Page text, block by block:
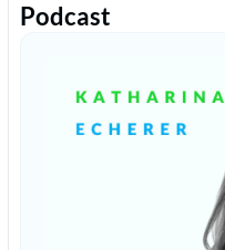
Podcast